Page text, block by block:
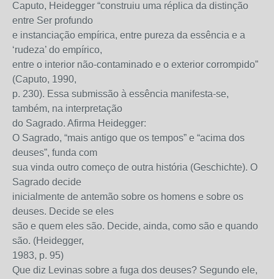
Caputo, Heidegger “construiu uma réplica da distinção
entre Ser profundo
e instanciação empírica, entre pureza da essência e a
‘rudeza’ do empírico,
entre o interior não-contaminado e o exterior corrompido”
(Caputo, 1990,
p. 230). Essa submissão à essência manifesta-se,
também, na interpretação
do Sagrado. Afirma Heidegger:
O Sagrado, “mais antigo que os tempos” e “acima dos
deuses”, funda com
sua vinda outro começo de outra história (Geschichte). O
Sagrado decide
inicialmente de antemão sobre os homens e sobre os
deuses. Decide se eles
são e quem eles são. Decide, ainda, como são e quando
são. (Heidegger,
1983, p. 95)
Que diz Levinas sobre a fuga dos deuses? Segundo ele,